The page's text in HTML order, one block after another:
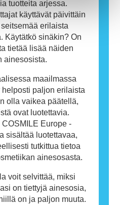
tuotteita arjessa.
käyttävät päivittäin
erilaista
Käytätkö sinäkin? On
tietää lisää näiden
ainesosista.
maailmassa
paljon erilaista
olla vaikea päätellä,
ovat luotettavia.
Europe -
sisältää luotettavaa,
tutkittua tietoa
ainesosasta.
voit selvittää, miksi
on tiettyjä ainesosia,
on ja paljon muuta.